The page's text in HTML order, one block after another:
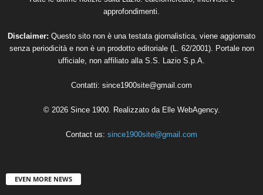
approfondimenti.
Disclaimer: Questo sito non è una testata giornalistica, viene aggiornato
senza periodicità e non è un prodotto editoriale (L. 62/2001). Portale non
ufficiale, non affiliato alla S.S. Lazio S.p.A.
Contatti: since1900site@gmail.com
© 2026 Since 1900. Realizzato da Elle WebAgency.
Contact us: since1900site@gmail.com
EVEN MORE NEWS